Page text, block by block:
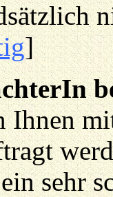
]
Ihnen
sehr